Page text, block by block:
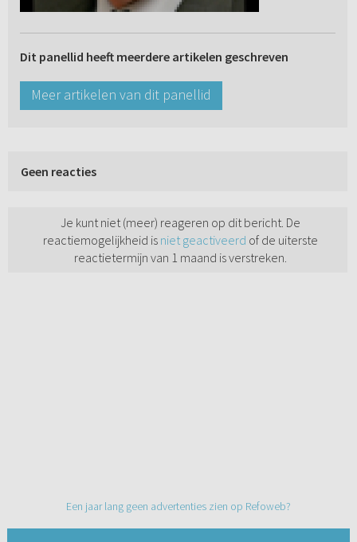
Dit panellid heeft meerdere artikelen geschreven
Meer artikelen van dit panellid
Geen reacties
Je kunt niet (meer) reageren op dit bericht. De
reactiemogelijkheid is niet geactiveerd of de uiterste
reactietermijn van 1 maand is verstreken.
Een jaar lang geen advertenties zien op Refoweb?